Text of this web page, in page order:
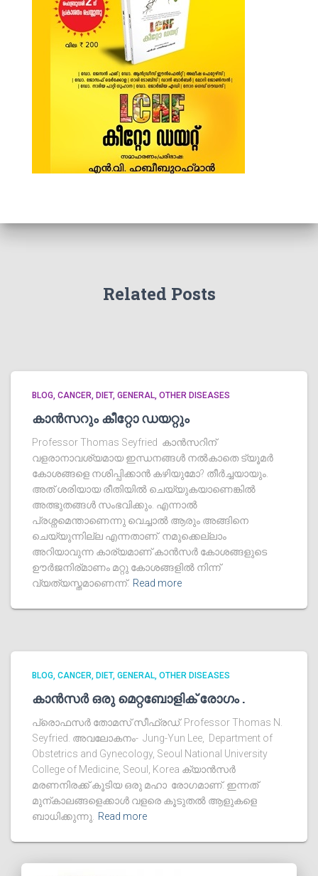
Related Posts
BLOG CANCER DIET GENERAL OTHER DISEASES
കാൻസറും കീറ്റോ ഡയറ്റും
Professor Thomas Seyfried കാൻസറിന്‌
വളരാനാവശ്യമായ ഇന്ധനങ്ങൾ നൽകാതെ ട്യൂമർ
കോശങ്ങളെ നശിപ്പിക്കാൻ കഴിയുമോ? തീർച്ചയായും.
അത് ശരിയായ രീതിയിൽ ചെയ്യുകയാണെങ്കിൽ
അത്ഭുതങ്ങൾ സംഭവിക്കും. എന്നാൽ
പ്രശ്നമെന്താണെന്നു വെച്ചാൽ ആരും അങ്ങിനെ
ചെയ്യുന്നില്ല എന്നതാണ്. നമുക്കെല്ലാം
അറിയാവുന്ന കാര്യമാണ് കാൻസർ കോശങ്ങളുടെ
ഊർജനിര്മാണം മറ്റു കോശങ്ങളിൽ നിന്ന്
വ്യത്യസ്തമാണെന്ന്. Read more
BLOG CANCER DIET GENERAL OTHER DISEASES
കാൻസർ ഒരു മെറ്റബോളിക് രോഗം .
പ്രൊഫസർ തോമസ് സീഫ്രഡ്‌. Professor Thomas N.
Seyfried. അവലോകനം- Jung-Yun Lee, Department of
Obstetrics and Gynecology, Seoul National University
College of Medicine, Seoul, Korea ക്യാൻസർ
മരണനിരക്ക് കൂടിയ ഒരു മഹാ രോഗമാണ്. ഇന്നത്
മുന്കാലങ്ങളെക്കാൾ വളരെ കൂടുതൽ ആളുകളെ
ബാധിക്കുന്നു. Read more